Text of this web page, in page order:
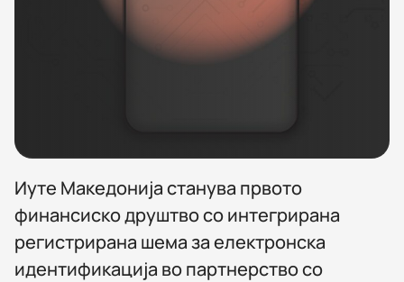
Иуте Македонија станува првото
финансиско друштво со интегрирана
регистрирана шема за електронска
идентификација во партнерство со